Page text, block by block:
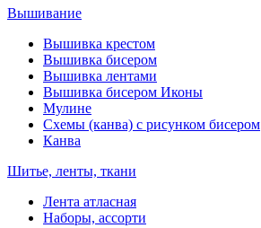
Вышивание
Вышивка крестом
Вышивка бисером
Вышивка лентами
Вышивка бисером Иконы
Мулине
Схемы (канва) с рисунком бисером
Канва
Шитье, ленты, ткани
Лента атласная
Наборы, ассорти